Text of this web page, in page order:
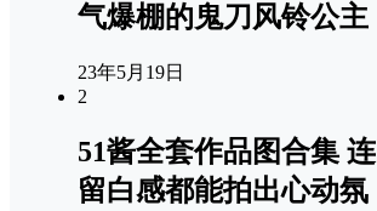
气爆棚的鬼刀风铃公主
23年5月19日
2
51酱全套作品图合集 连
留白感都能拍出心动氛